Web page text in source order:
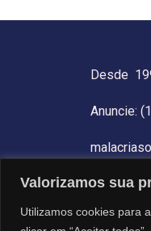
Valorizamos sua
Utilizamos cookies para
Desde
Anuncie: